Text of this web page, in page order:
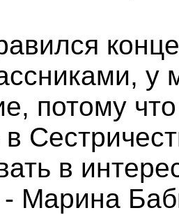
у
потому
в
в
- Марина